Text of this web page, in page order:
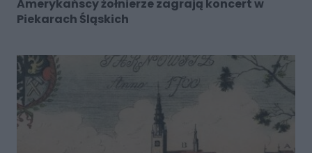
Amerykańscy żołnierze zagrają koncert w
Piekarach Śląskich